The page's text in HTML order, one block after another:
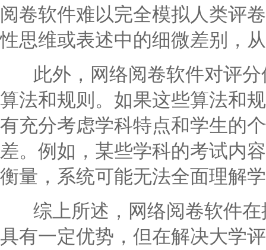
阅卷软件难以完全模拟人类评
性思维或表述中的细微差别，
此外，网络阅卷软件对评分
算法和规则。如果这些算法和
有充分考虑学科特点和学生的
差。例如，某些学科的考试内
衡量，系统可能无法全面理解
综上所述，网络阅卷软件在
具有一定优势，但在解决大学